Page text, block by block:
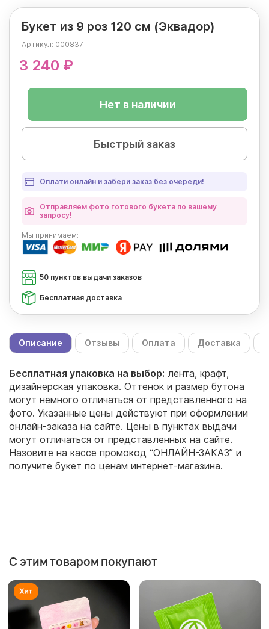
Букет из 9 роз 120 см (Эквадор)
Артикул: 000837
3 240 ₽
Нет в наличии
Быстрый заказ
Оплати онлайн и забери заказ без очереди!
Отправляем фото готового букета по вашему
запросу!
Мы принимаем:
50 пунктов выдачи заказов
Бесплатная доставка
Описание Отзывы Оплата Доставка
Бесплатная упаковка на выбор: лента, крафт,
дизайнерская упаковка. Оттенок и размер бутона
могут немного отличаться от представленного на
фото. Указанные цены действуют при оформлении
онлайн-заказа на сайте. Цены в пунктах выдачи
могут отличаться от представленных на сайте.
Назовите на кассе промокод “ОНЛАЙН-ЗАКАЗ” и
получите букет по ценам интернет-магазина.
С этим товаром покупают